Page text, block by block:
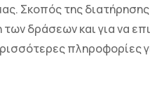
Σκοπός της
δράσεων και για να
πληροφορίες